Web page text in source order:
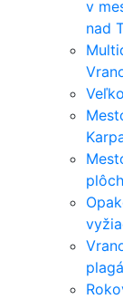
v
nad
plôch